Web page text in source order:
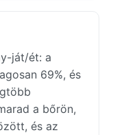
ját/ét: a
69%, és
a bőrön,
és az